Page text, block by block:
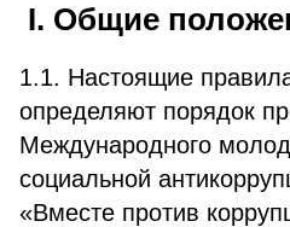
I. Общие
1.1. Настоящие
определяют порядок
Международного
социальной
«Вместе против